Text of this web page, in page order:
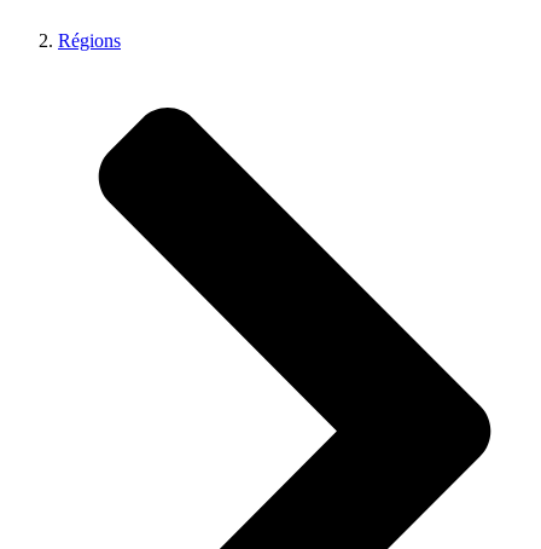
Régions